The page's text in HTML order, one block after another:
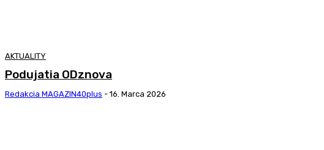
AKTUALITY
Podujatia ODznova
Redakcia MAGAZIN40plus - 16. Marca 2026